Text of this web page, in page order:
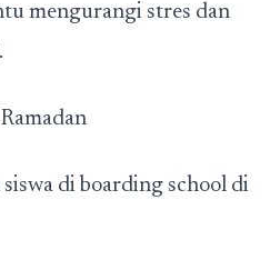
mengurangi stres dan
di boarding school di